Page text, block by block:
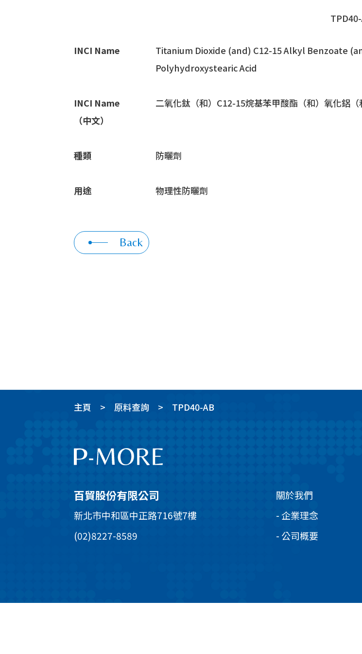
INCI Name
Titanium Dioxide (and) C12-15 Alkyl Benzoate
Polyhydroxystearic Acid
INCI Name
（中文）
二氧化鈦（和）C12-15烷基苯甲酸酯（和）氧化鋁
種類 防曬劑
用途 物理性防曬劑
Back
主頁 原料查詢 TPD40-AB
百貿股份有限公司
新北市中和區中正路716號7樓
(02)8227-8589
關於我們
- 企業理念
- 公司概要